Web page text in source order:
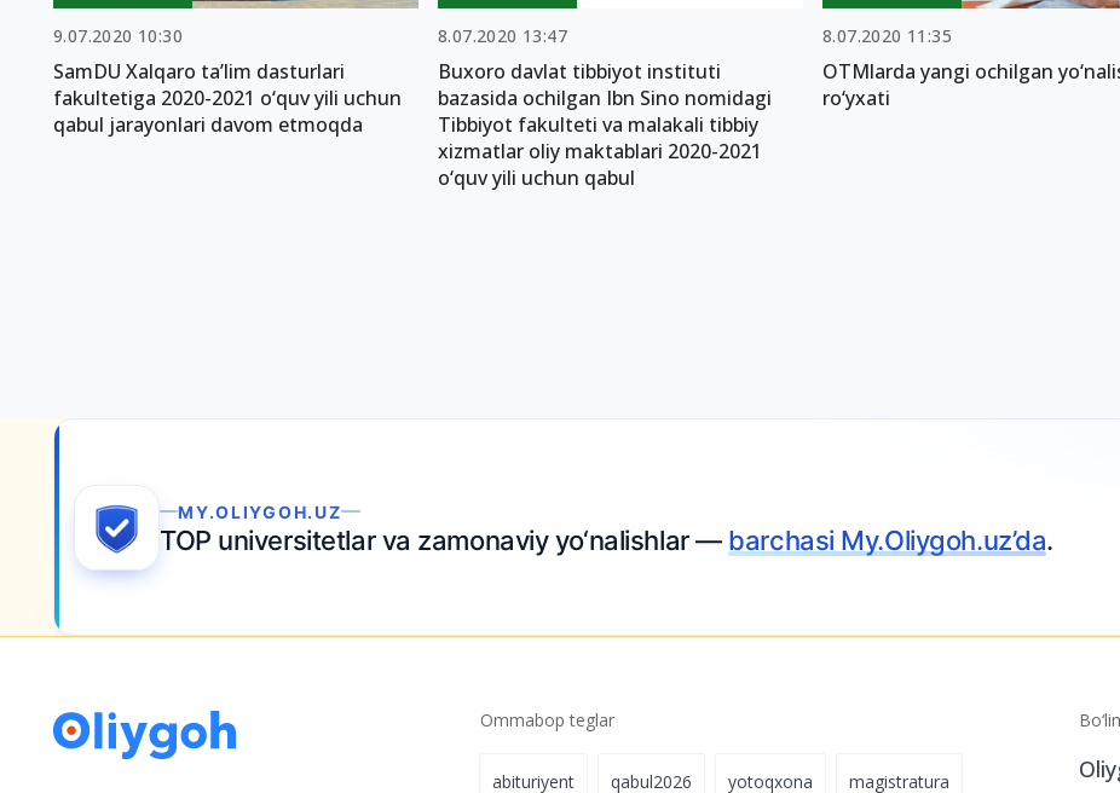
9.07.2020 10:30
SamDU Xalqaro ta’lim dasturlari
fakultetiga 2020-2021 o‘quv yili uchun
qabul jarayonlari davom etmoqda
8.07.2020 13:47
Buxoro davlat tibbiyot instituti
bazasida ochilgan Ibn Sino nomidagi
Tibbiyot fakulteti va malakali tibbiy
xizmatlar oliy maktablari 2020-2021
o‘quv yili uchun qabul
8.07.2020 11:35
OTMlarda yangi ochilgan
ro‘yxati
MY.OLIYGOH.UZ
TOP universitetlar va zamonaviy yo‘nalishlar —barchasi My.Oliygoh.uz’da.
Ommabop teglar
abituriyent qabul2026 yotoqxona magistratura